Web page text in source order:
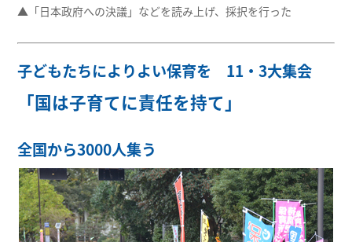
▲「日本政府への決議」などを読み上げ、採択を行った
子どもたちによりよい保育を 11・3大集会
「国は子育てに責任を持て」
全国から3000人集う